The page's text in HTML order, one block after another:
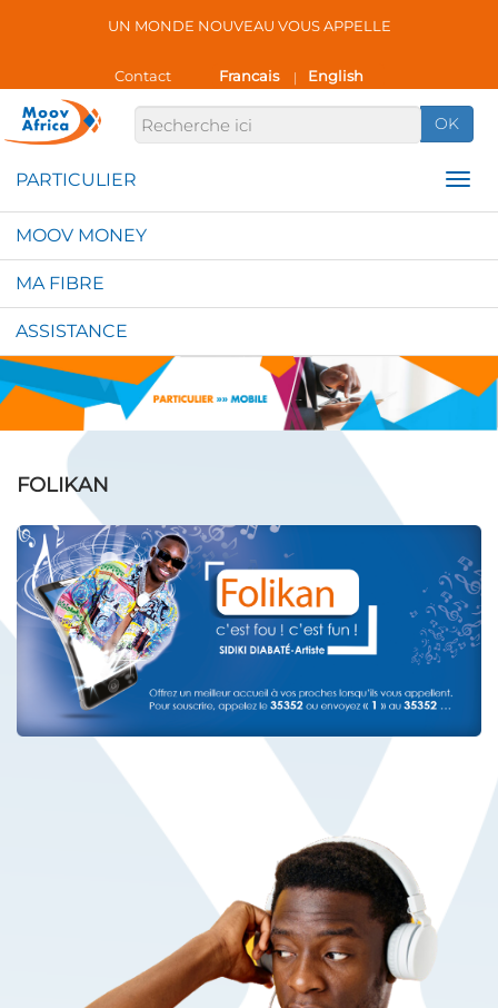
UN MONDE NOUVEAU VOUS APPELLE
Contact Francais | English
OK
MOOV MONEY
MA FIBRE
ASSISTANCE
FOLIKAN